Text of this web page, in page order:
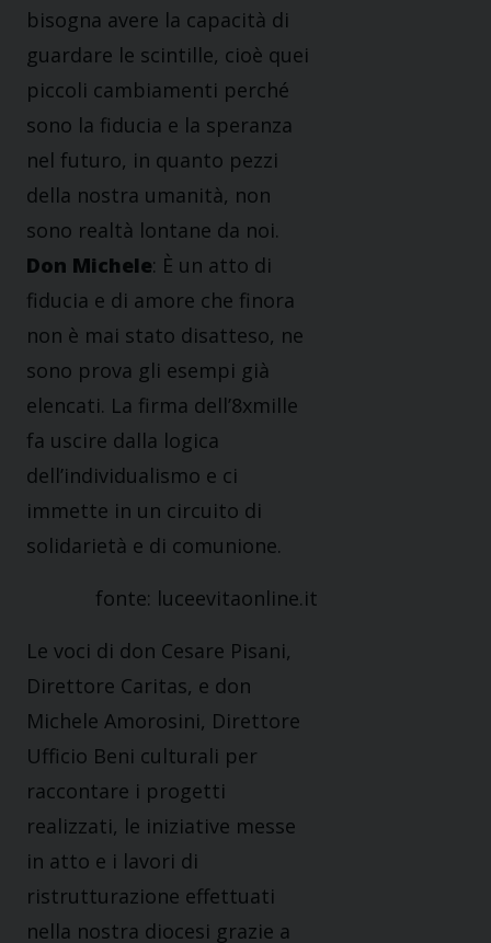
bisogna avere la capacità di
guardare le scintille, cioè quei
piccoli cambiamenti perché
sono la fiducia e la speranza
nel futuro, in quanto pezzi
della nostra umanità, non
sono realtà lontane da noi.
Don Michele: È un atto di
fiducia e di amore che finora
non è mai stato disatteso, ne
sono prova gli esempi già
elencati. La firma dell’8xmille
fa uscire dalla logica
dell’individualismo e ci
immette in un circuito di
solidarietà e di comunione.
fonte: luceevitaonline.it
Le voci di don Cesare Pisani,
Direttore Caritas, e don
Michele Amorosini, Direttore
Ufficio Beni culturali per
raccontare i progetti
realizzati, le iniziative messe
in atto e i lavori di
ristrutturazione effettuati
nella nostra diocesi grazie a